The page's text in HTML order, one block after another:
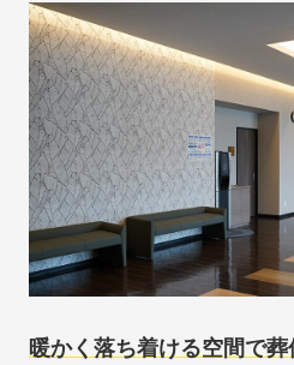
暖かく落ち着ける空間で葬